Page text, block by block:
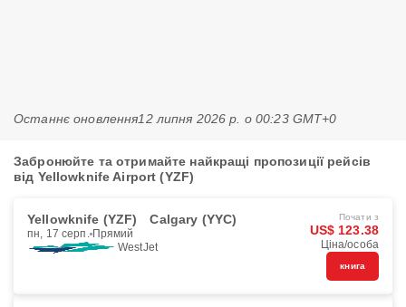
Останнє оновлення12 липня 2026 р. о 00:23 GMT+0
Забронюйте та отримайте найкращі пропозиції рейсів
від Yellowknife Airport (YZF)
Yellowknife (YZF) Calgary (YYC)
пн, 17 серп. Прямий
WestJet
Почати з
US$ 123.38
Ціна/особа
книга